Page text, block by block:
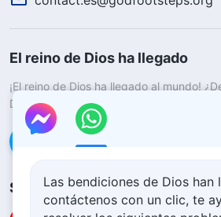
El reino de Dios ha llegado
¡El reino de Dios ha llegado al mundo!
Dios? Saber más
Conéctate con nosotros en
SíguenosLas bendiciones de Dios han
contáctenos con un clic, te